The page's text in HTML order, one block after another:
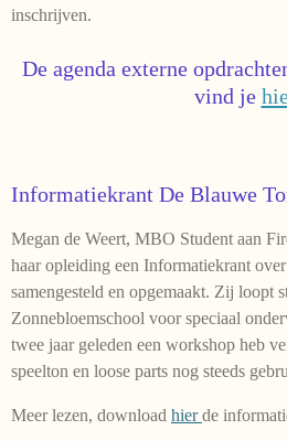
inschrijven.
De agenda externe
vind je
Informatiekrant De Blauwe
Megan de Weert, MBO Student aan
haar opleiding een Informatiekrant
samengesteld en opgemaakt. Zij loopt
Zonnebloemschool voor speciaal
twee jaar geleden een workshop heb
speelton en loose parts nog steeds
Meer lezen, download hierde